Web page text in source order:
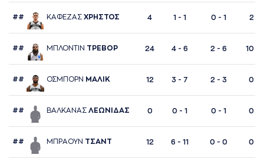
## ΚAΦΕΖAΣ ΧΡΗΣΤΟΣ 4 1 - 1 0 - 1 2 -
## ΜΠΛΟΝΤΙΝ ΤΡΕΒΟΡ 24 4 - 6 2 - 6 10 -
## ΟΣΜΠΟΡΝ ΜAΛΙΚ 12 3 - 7 2 - 3 0 -
## ΒAΛΚAΝAΣ ΛΕΩΝΙΔAΣ 0 0 - 1 0 - 1 0 -
## ΜΠΡAΟΥΝ ΤΣAΝΤ 12 6 - 11 0 - 0 0 -